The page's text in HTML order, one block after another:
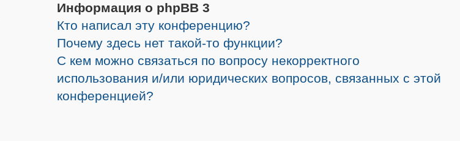
Информация о phpBB 3
Кто написал эту конференцию?
Почему здесь нет такой-то функции?
С кем можно связаться по вопросу некорректного
использования и/или юридических вопросов, связанных с этой
конференцией?